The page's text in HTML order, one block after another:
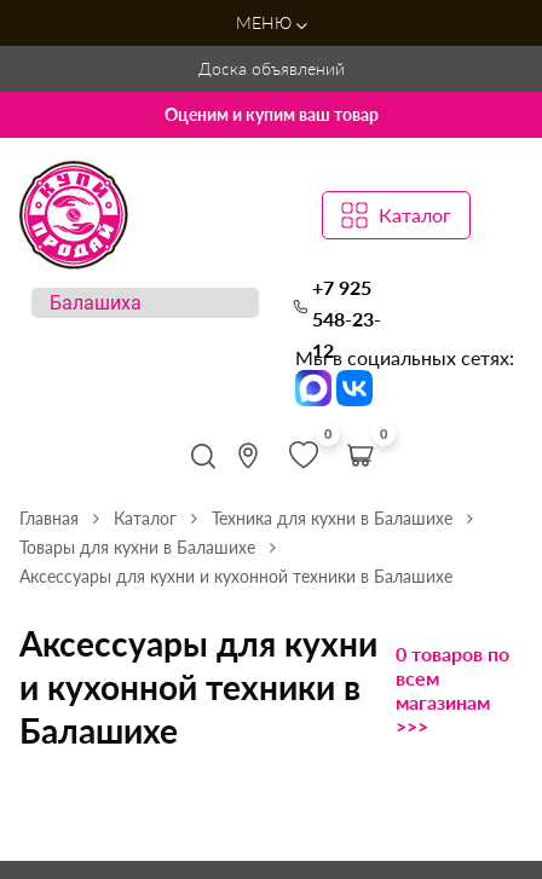
МЕНЮ
Доска объявлений
Оценим и купим ваш товар
Каталог
+7 925
548-23-
12
Мы в социальных сетях:
0 0
Главная Каталог
Техника для кухни в Балашихе
Товары для кухни в Балашихе
Аксессуары для кухни и кухонной техники в Балашихе
Аксессуары для кухни
и кухонной техники в
Балашихе
0 товаров по
всем
магазинам
>>>